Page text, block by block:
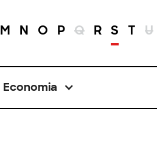
M N O P Q R S T U
Economia